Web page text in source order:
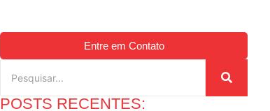
Entre em Contato
POSTS RECENTES: